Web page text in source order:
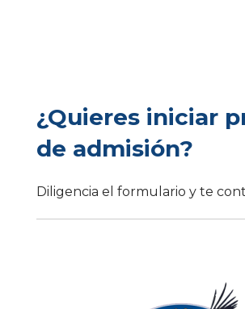
¿Quieres iniciar
de admisión?
Diligencia el formulario y te